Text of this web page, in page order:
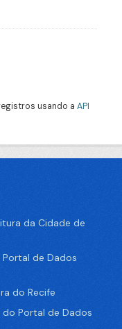
usando a API
da Cidade de
de Dados
do Recife
Portal de Dados